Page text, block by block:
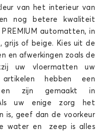
GETZ
i10
van het interieur van
nog betere kwaliteit
automatten, in
grijs of beige. Kies uit de
en afwerkingen zoals de
uw vloermatten uw
hebben een
en zijn gemaakt in
uw enige zorg het
is, geef dan de voorkeur
water en zeep is alles